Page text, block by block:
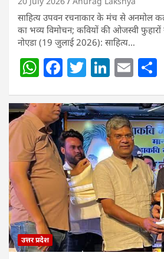
साहित्य उपवन रचनाकार के मंच से अनमोल
का भव्य विमोचन; कवियों की ओजस्वी
नोएडा (19 जुलाई 2026): साहित्य…
W
at
s
A
p
p
F
c
e
b
o
o
k
T
itt
er
Li
k
e
dI
n
E
ai
l
उत्तर प्रदेश